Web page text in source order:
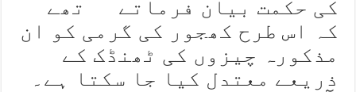
کی حکمت بیان فرماتے تھے
کہ اس طرح کھجور کی گرمی کو ان
مذکورہ چیزوں کی ٹھنڈک کے
ذریعے معتدل کیا جا سکتا ہے۔